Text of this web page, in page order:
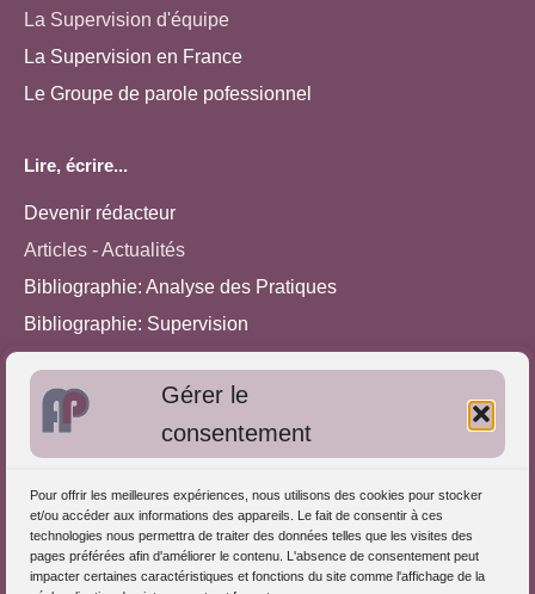
Gérer le
consentement
Pour offrir les meilleures expériences, nous utilisons des cookies pour stocker
et/ou accéder aux informations des appareils. Le fait de consentir à ces
technologies nous permettra de traiter des données telles que les visites des
pages préférées afin d'améliorer le contenu. L'absence de consentement peut
impacter certaines caractéristiques et fonctions du site comme l'affichage de la
La Supervision d'équipe
La Supervision en France
Le Groupe de parole pofessionnel
Lire, écrire...
Devenir rédacteur
Articles - Actualités
Bibliographie: Analyse des Pratiques
Bibliographie: Supervision
Approches de l'Analyse des pratiques
S'inscrire dans l'Annuaire
Publiez vos formations